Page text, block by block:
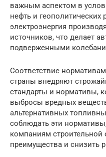
важным аспектом в
нефть и геополитических
электроэнергия
источников, что делает
подверженными
Соответствие
страны внедряют
стандарты и нормативы,
выбросы вредных
альтернативных
соблюдать эти
компаниям строительной
преимущества и снизить